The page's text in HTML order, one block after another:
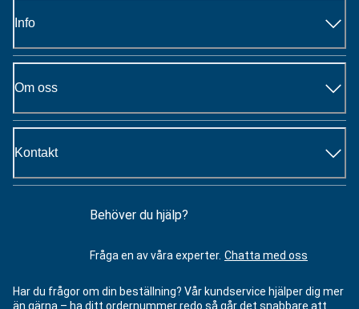
Info
Om oss
Kontakt
Behöver du hjälp?
Fråga en av våra experter. Chatta med oss
Har du frågor om din beställning? Vår kundservice hjälper dig mer
än gärna – ha ditt ordernummer redo så går det snabbare att